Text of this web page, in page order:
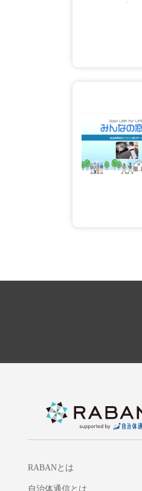
RABANとは
自治体通信とは